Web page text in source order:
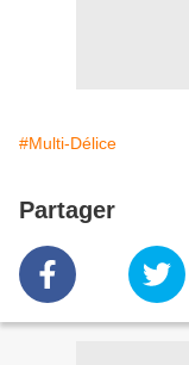
#Multi-Délice
Partager